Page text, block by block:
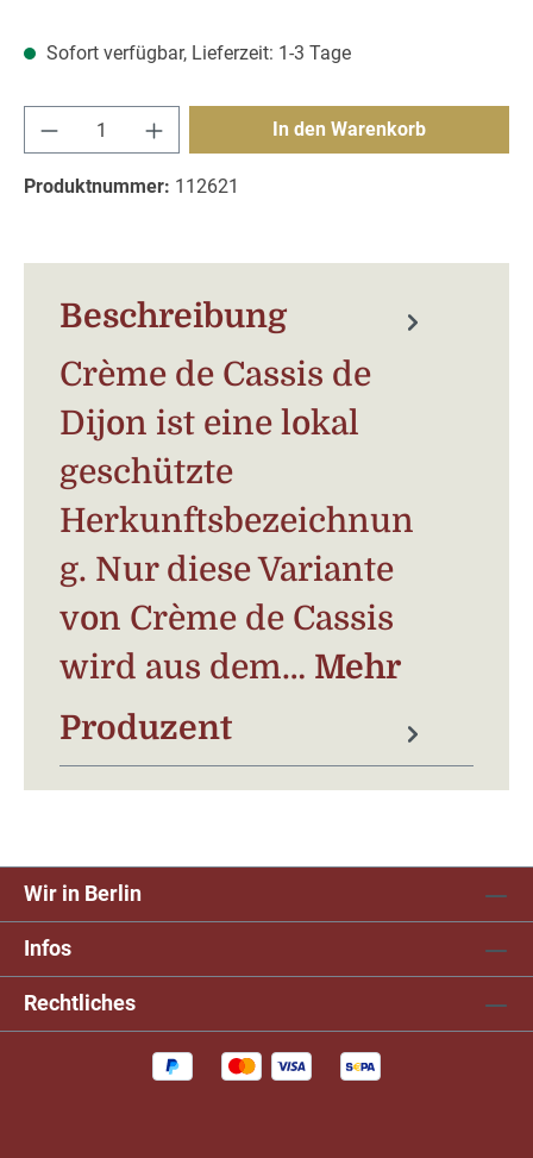
Sofort verfügbar, Lieferzeit: 1-3 Tage
Produkt Anzahl: Gib den gewünschten
In den Warenkorb
Produktnummer: 112621
Beschreibung
Crème de Cassis de
Dijon ist eine lokal
geschützte
Herkunftsbezeichnun
g. Nur diese Variante
von Crème de Cassis
wird aus dem… Mehr
Produzent
Wir in Berlin
Infos
Rechtliches